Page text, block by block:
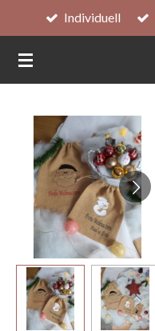
Hauptinhalt
springen
Individuell